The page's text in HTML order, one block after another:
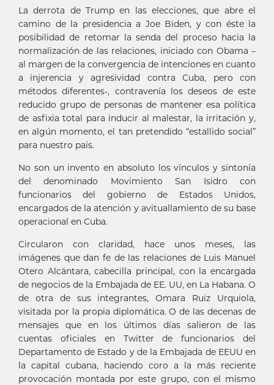
La derrota de Trump en las elecciones, que abre el
camino de la presidencia a Joe Biden, y con éste la
posibilidad de retomar la senda del proceso hacia la
normalización de las relaciones, iniciado con Obama –
al margen de la convergencia de intenciones en cuanto
a injerencia y agresividad contra Cuba, pero con
métodos diferentes-, contravenía los deseos de este
reducido grupo de personas de mantener esa política
de asfixia total para inducir al malestar, la irritación y,
en algún momento, el tan pretendido “estallido social”
para nuestro país.
No son un invento en absoluto los vínculos y sintonía
del denominado Movimiento San Isidro con
funcionarios del gobierno de Estados Unidos,
encargados de la atención y avituallamiento de su base
operacional en Cuba.
Circularon con claridad, hace unos meses, las
imágenes que dan fe de las relaciones de Luis Manuel
Otero Alcántara, cabecilla principal, con la encargada
de negocios de la Embajada de EE. UU, en La Habana. O
de otra de sus integrantes, Omara Ruiz Urquiola,
visitada por la propia diplomática. O de las decenas de
mensajes que en los últimos días salieron de las
cuentas oficiales en Twitter de funcionarios del
Departamento de Estado y de la Embajada de EEUU en
la capital cubana, haciendo coro a la más reciente
provocación montada por este grupo, con el mismo